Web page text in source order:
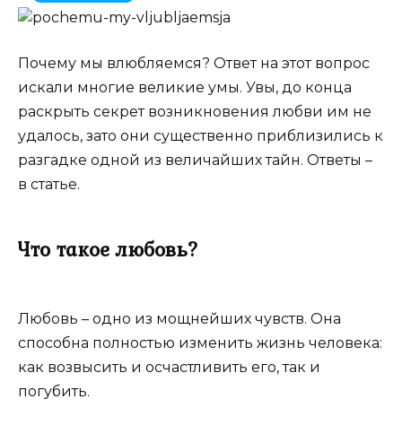
Почему мы влюбляемся? Ответ на этот вопрос
искали многие великие умы. Увы, до конца
раскрыть секрет возникновения любви им не
удалось, зато они существенно приблизились к
разгадке одной из величайших тайн. Ответы –
в статье.
Что такое любовь?
Любовь – одно из мощнейших чувств. Она
способна полностью изменить жизнь человека:
как возвысить и осчастливить его, так и
погубить.